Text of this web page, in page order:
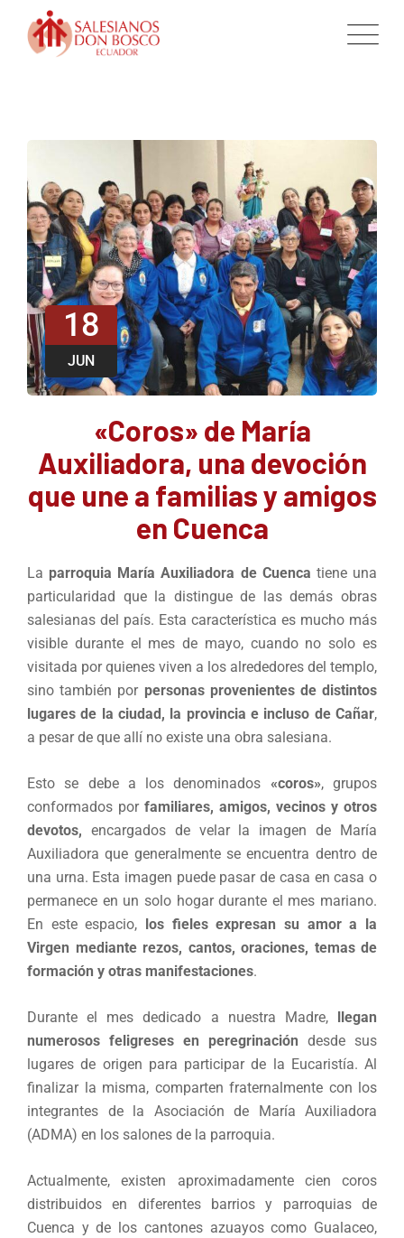
18
JUN
«Coros» de María
Auxiliadora, una devoción
que une a familias y amigos
en Cuenca
La parroquia María Auxiliadora de Cuenca tiene una
particularidad que la distingue de las demás obras
salesianas del país. Esta característica es mucho más
visible durante el mes de mayo, cuando no solo es
visitada por quienes viven a los alrededores del templo,
sino también por personas provenientes de distintos
lugares de la ciudad, la provincia e incluso de Cañar,
a pesar de que allí no existe una obra salesiana.
Esto se debe a los denominados «coros», grupos
conformados por familiares, amigos, vecinos y otros
devotos, encargados de velar la imagen de María
Auxiliadora que generalmente se encuentra dentro de
una urna. Esta imagen puede pasar de casa en casa o
permanece en un solo hogar durante el mes mariano.
En este espacio,
los fieles expresan su amor a la
Virgen mediante rezos, cantos, oraciones, temas de
formación y otras manifestaciones.
Durante el mes dedicado a nuestra Madre,
llegan
numerosos feligreses en peregrinación desde sus
lugares de origen para participar de la Eucaristía. Al
finalizar la misma, comparten fraternalmente con los
integrantes de la Asociación de María Auxiliadora
(ADMA) en los salones de la parroquia.
Actualmente, existen aproximadamente cien coros
distribuidos en diferentes barrios y parroquias de
Cuenca y de los cantones azuayos como Gualaceo,